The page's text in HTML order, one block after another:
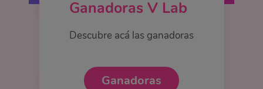
Ganadoras V Lab
Descubre acá las ganadoras
Ganadoras